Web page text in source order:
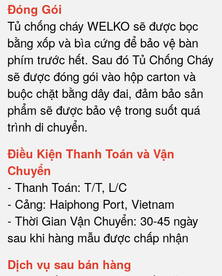
Đóng Gói
Tủ chống cháy WELKO sẽ được bọc
bằng xốp và bìa cứng để bảo vệ bàn
phím trước hết. Sau đó Tủ Chống Cháy
sẽ được đóng gói vào hộp carton và
buộc chặt bằng dây đai, đảm bảo sản
phẩm sẽ được bảo vệ trong suốt quá
trình di chuyển.
Điều Kiện Thanh Toán và Vận
Chuyển
- Thanh Toán: T/T, L/C
- Cảng: Haiphong Port, Vietnam
- Thời Gian Vận Chuyển: 30-45 ngày
sau khi hàng mẫu được chấp nhận
Dịch vụ sau bán hàng